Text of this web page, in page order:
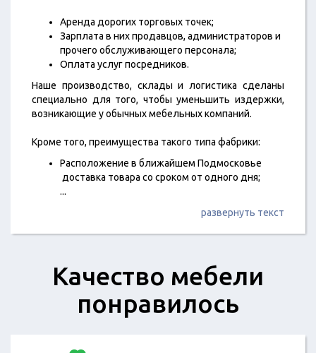
Аренда дорогих торговых точек;
Зарплата в них продавцов, администраторов и
прочего обслуживающего персонала;
Оплата услуг посредников.
Наше производство, склады и логистика сделаны
специально для того, чтобы уменьшить издержки,
возникающие у обычных мебельных компаний.
Кроме того, преимущества такого типа фабрики:
Расположение в ближайшем Подмосковье
доставка товара со сроком от одного дня;
...
развернуть текст
Качество мебели
понравилось